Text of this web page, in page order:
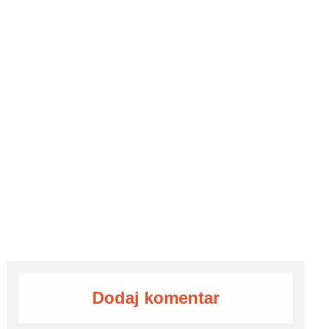
Dodaj komentar